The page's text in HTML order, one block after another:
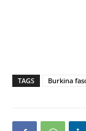
TAGS Burkina